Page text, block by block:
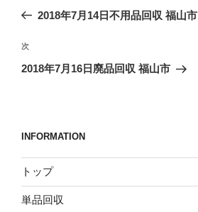
ナ
ビ
ゲ
ン
の
稿
2018年7月14日不用品回収 福山市
次
の
次
2018年7月16日廃品回収 福山市
INFORMATION
トップ
単品回収